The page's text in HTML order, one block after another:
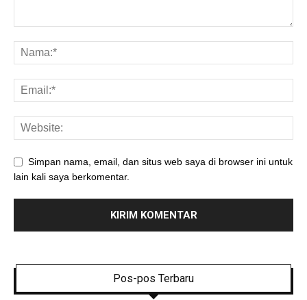
Simpan nama, email, dan situs web saya di browser ini untuk
lain kali saya berkomentar.
Pos-pos Terbaru